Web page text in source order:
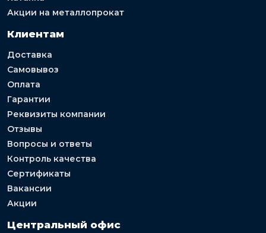
Акции на металлопрокат
Клиентам
Доставка
Самовывоз
Оплата
Гарантии
Реквизиты компании
Отзывы
Вопросы и ответы
Контроль качества
Сертификаты
Вакансии
Акции
Центральный офис